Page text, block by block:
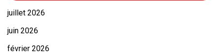
juillet 2026
juin 2026
février 2026